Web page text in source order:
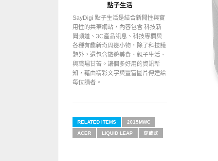
點子生活
SayDigi 點子生活是結合新聞性與實
用性的共筆網站，內容包含 科技新
聞頻道、3C產品訊息、科技專欄與
各種有趣新奇周邊小物，除了科技議
題外，還包含旅遊美食、親子生活、
與職場甘苦。讓個多好用的資訊新
知，藉由精彩文字與豐富圖片傳達給
每位讀者。
RELATED ITEMS 2015MWC
ACER LIQUID LEAP 穿戴式